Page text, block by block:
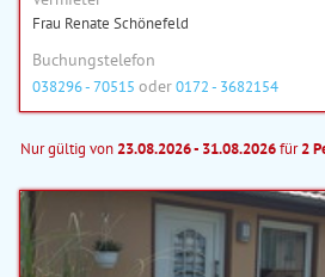
Frau Renate Schönefeld
Buchungstelefon
038296 - 70515 oder0172 - 3682154
Nur gültig von23.08.2026 - 31.08.2026für2